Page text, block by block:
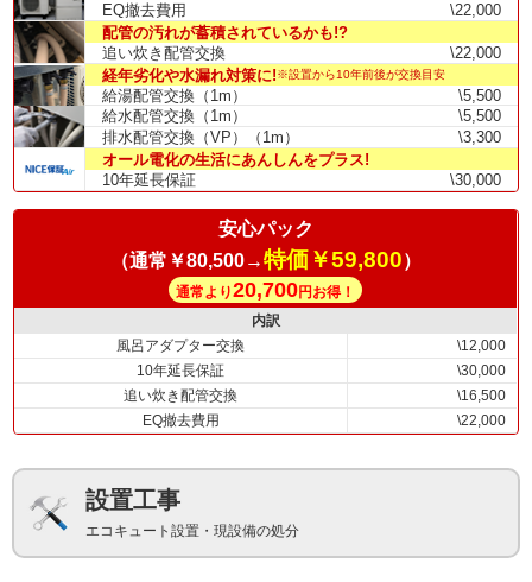
EQ撤去費用
\22,000
配管の汚れが蓄積されているかも!?
追い炊き配管交換
\22,000
経年劣化や水漏れ対策に!※設置から10年前後が交換目安
給湯配管交換（1m）
\5,500
給水配管交換（1m）
\5,500
排水配管交換（VP）（1m）
\3,300
オール電化の生活にあんしんをプラス!
10年延長保証
\30,000
安心パック
（通常￥80,500→特価￥59,800）
通常より20,700円お得！
内訳
風呂アダプター交換
\12,000
10年延長保証
\30,000
追い炊き配管交換
\16,500
EQ撤去費用
\22,000
設置工事
エコキュート設置・現設備の処分